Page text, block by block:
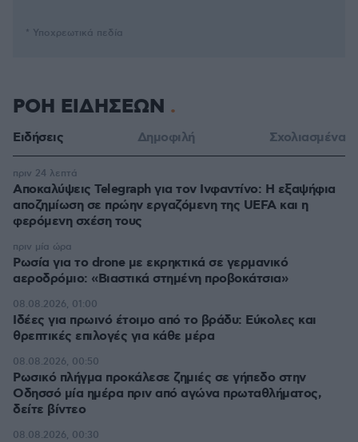
* Υποχρεωτικά πεδία
ΡΟΗ ΕΙΔΗΣΕΩΝ
Ειδήσεις Δημοφιλή Σχολιασμένα
Αποκαλύψεις Telegraph για τον Ινφαντίνο: Η εξαψήφια
αποζημίωση σε πρώην εργαζόμενη της UEFA και η
φερόμενη σχέση τους
πριν 24 λεπτά
Ρωσία για το drone με εκρηκτικά σε γερμανικό
αεροδρόμιο: «Βιαστικά στημένη προβοκάτσια»
πριν μία ώρα
Ιδέες για πρωινό έτοιμο από το βράδυ: Εύκολες και
θρεπτικές επιλογές για κάθε μέρα
08.08.2026, 01:00
Ρωσικό πλήγμα προκάλεσε ζημιές σε γήπεδο στην
Οδησσό μία ημέρα πριν από αγώνα πρωταθλήματος,
δείτε βίντεο
08.08.2026, 00:50
08.08.2026, 00:30